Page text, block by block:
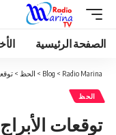
الصفحة الرئيسية
Radio Marina
>
Blog
> الحظ > توقعات الأبراج
الحظ